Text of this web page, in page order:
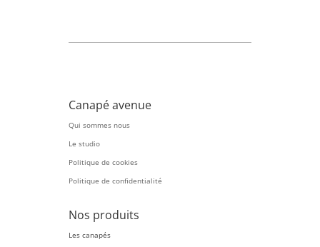
Canapé avenue
Qui sommes nous
Le studio
Politique de cookies
Politique de confidentialité
Nos produits
Les canapés